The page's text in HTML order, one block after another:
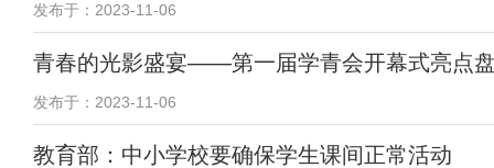
发布于：2023-11-06
青春的光影盛宴——第一届学青会开幕式亮点
发布于：2023-11-06
教育部：中小学校要确保学生课间正常活动